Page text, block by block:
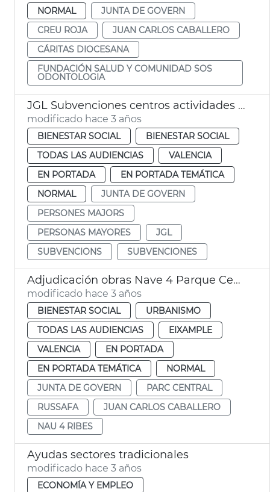
NORMAL
JUNTA DE GOVERN
CREU ROJA
JUAN CARLOS CABALLERO
CÁRITAS DIOCESANA
FUNDACIÓN SALUD Y COMUNIDAD SOS
ODONTOLOGIA
JGL Subvenciones centros actividades personas mayores
modificado hace 3 años
BIENESTAR SOCIAL
BIENESTAR SOCIAL
TODAS LAS AUDIENCIAS
VALENCIA
EN PORTADA
EN PORTADA TEMÁTICA
NORMAL
JUNTA DE GOVERN
PERSONES MAJORS
PERSONAS MAYORES
JGL
SUBVENCIONS
SUBVENCIONES
Adjudicación obras Nave 4 Parque Central - juventud y servicios sociales
modificado hace 3 años
BIENESTAR SOCIAL
URBANISMO
TODAS LAS AUDIENCIAS
EIXAMPLE
VALENCIA
EN PORTADA
EN PORTADA TEMÁTICA
NORMAL
JUNTA DE GOVERN
PARC CENTRAL
RUSSAFA
JUAN CARLOS CABALLERO
NAU 4 RIBES
Ayudas sectores tradicionales
modificado hace 3 años
ECONOMÍA Y EMPLEO